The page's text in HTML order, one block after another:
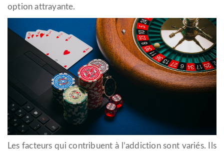
option attrayante.
Les facteurs qui contribuent à l’addiction sont variés. Ils